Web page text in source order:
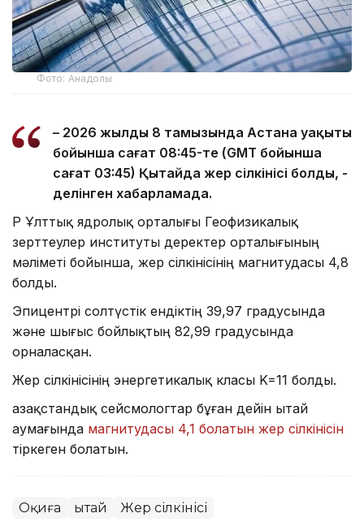
Фото: Анадолы
– 2026 жылдың 8 тамызында Астана уақыты
бойынша сағат 08:45-те (GMT бойынша
сағат 03:45) Қытайда жер сілкінісі болды, -
делінген хабарламада.
ҚР Ұлттық ядролық орталығы Геофизикалық
зерттеулер институты деректер орталығының
мәліметі бойынша, жер сілкінісінің магнитудасы 4,8
болды.
Эпицентрі солтүстік ендіктің 39,97 градусында
және шығыс бойлықтың 82,99 градусында
орналасқан.
Жер сілкінісінің энергетикалық класы K=11 болды.
Қазақстандық сейсмологтар бұған дейін Қытай
аумағында магнитудасы 4,1 болатын жер сілкінісін
тіркеген болатын.
Оқиға Қытай Жер сілкінісі